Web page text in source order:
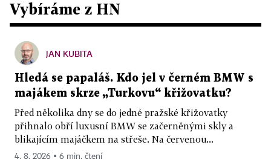
Vybíráme z HN
JAN KUBITA
Hledá se papaláš. Kdo jel v černém BMW s
majákem skrze „Turkovu“ křižovatku?
Před několika dny se do jedné pražské křižovatky
přihnalo obří luxusní BMW se začerněnými skly a
blikajícím majáčkem na střeše. Na červenou...
4. 8. 2026 ▪ 6 min. čtení